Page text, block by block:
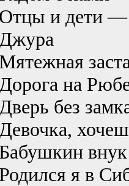
и дети —
на
без
я в